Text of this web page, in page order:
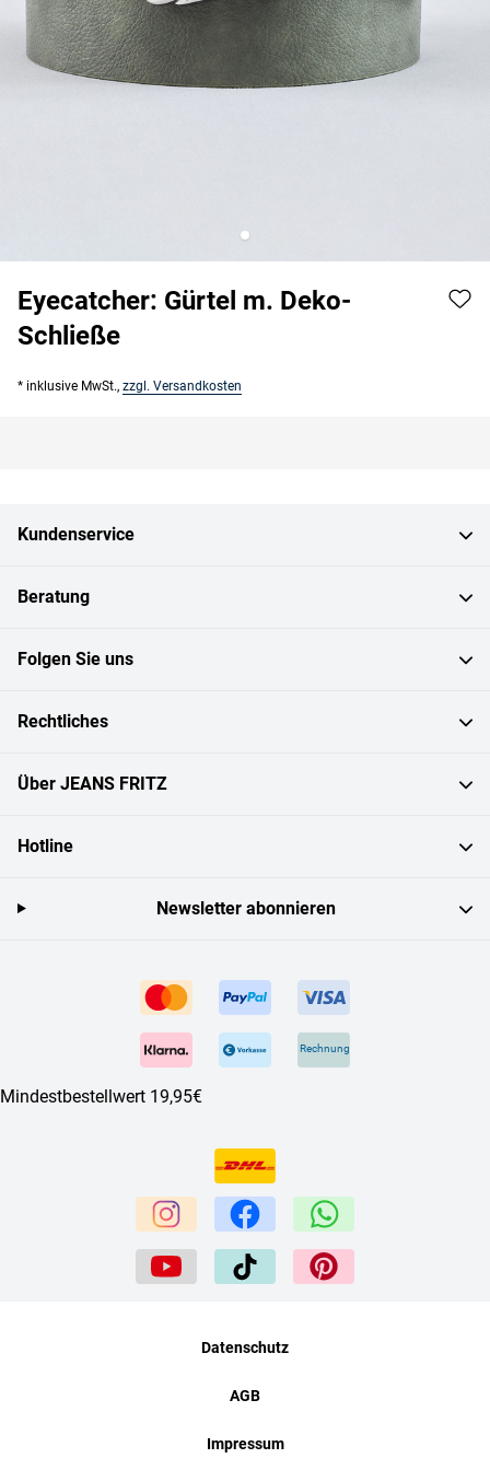
Eyecatcher: Gürtel m. Deko-
Schließe
* inklusive MwSt., zzgl. Versandkosten
Kundenservice
Beratung
Folgen Sie uns
Rechtliches
Über JEANS FRITZ
Hotline
Rechnung
Mindestbestellwert 19,95€
Newsletter abonnieren
Datenschutz
AGB
Impressum